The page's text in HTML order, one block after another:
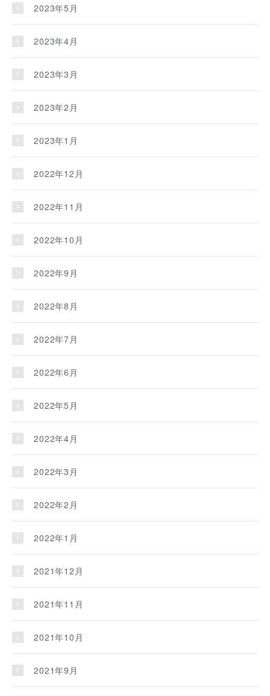
2023年5月
2023年4月
2023年3月
2023年2月
2023年1月
2022年12月
2022年11月
2022年10月
2022年9月
2022年8月
2022年7月
2022年6月
2022年5月
2022年4月
2022年3月
2022年2月
2022年1月
2021年12月
2021年11月
2021年10月
2021年9月